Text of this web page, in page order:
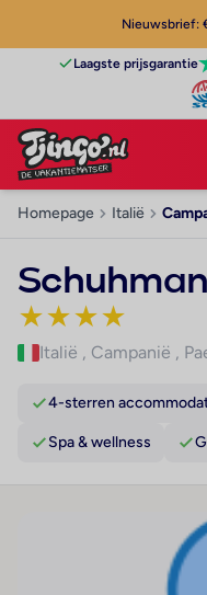
Nieuwsbrief:
Laagste prijsgarantie
Homepage Italië
★★★★
Italië , Campanië ,
4-sterren
Spa & wellness